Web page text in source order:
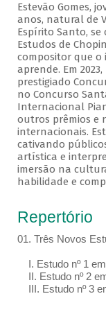
Estevão Gomes,
anos, natural de
Espírito Santo, se
Estudos de
compositor que o
aprende. Em
prestigiado
no Concurso
Internacional
outros prêmios e
internacionais.
cativando
artística e
imersão na
habilidade e
Repertório
01. Três Novos
I. Estudo nº 1
II. Estudo nº 2
III. Estudo nº 3